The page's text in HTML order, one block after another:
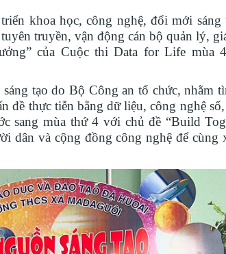
khoa học, công nghệ, đổi mới
truyền, vận động cán bộ quản lý,
của Cuộc thi Data for Life mùa
tạo do Bộ Công an tổ chức, nhằm
đề thực tiễn bằng dữ liệu, công nghệ
sang mùa thứ 4 với chủ đề “Build
dân và cộng đồng công nghệ để cùng